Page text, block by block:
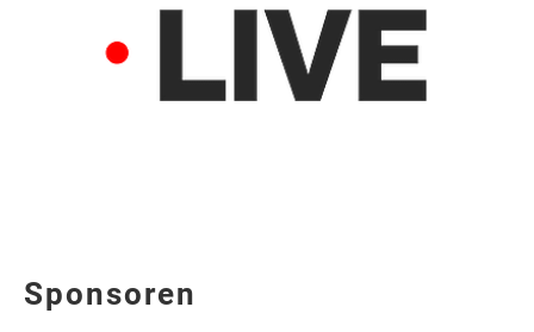
Sponsoren